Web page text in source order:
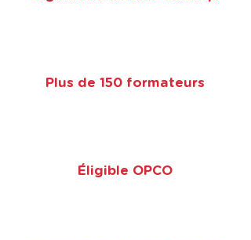
Plus de 150 formateurs
Éligible OPCO